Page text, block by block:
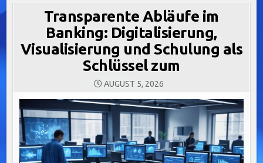
Transparente Abläufe im
Banking: Digitalisierung,
Visualisierung und Schulung als
Schlüssel zum
AUGUST 5, 2026